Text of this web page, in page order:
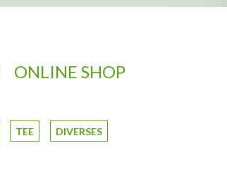
TEE DIVERSES
ONLINE SHOP